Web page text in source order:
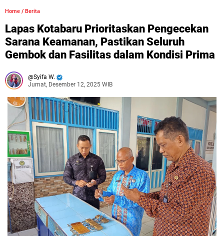
Home / Berita
Lapas Kotabaru Prioritaskan Pengecekan
Sarana Keamanan, Pastikan Seluruh
Gembok dan Fasilitas dalam Kondisi Prima
Syifa W.
Jumat, Desember 12, 2025 WIB